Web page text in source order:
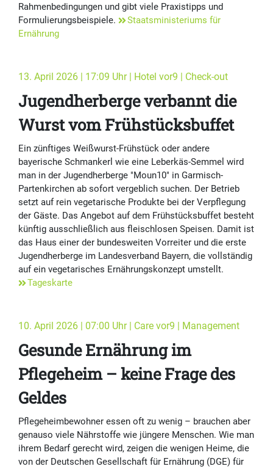
Rahmenbedingungen und gibt viele Praxistipps und
Formulierungsbeispiele.
Staatsministeriums für
Ernährung
13. April 2026 | 17:09 Uhr | Hotel vor9 | Check-out
Jugendherberge verbannt die
Wurst vom Frühstücksbuffet
Ein zünftiges Weißwurst-Frühstück oder andere
bayerische Schmankerl wie eine Leberkäs-Semmel wird
man in der Jugendherberge "Moun10" in Garmisch-
Partenkirchen ab sofort vergeblich suchen. Der Betrieb
setzt auf rein vegetarische Produkte bei der Verpflegung
der Gäste. Das Angebot auf dem Frühstücksbuffet besteht
künftig ausschließlich aus fleischlosen Speisen. Damit ist
das Haus einer der bundesweiten Vorreiter und die erste
Jugendherberge im Landesverband Bayern, die vollständig
auf ein vegetarisches Ernährungskonzept umstellt.
Tageskarte
10. April 2026 | 07:00 Uhr | Care vor9 | Management
Gesunde Ernährung im
Pflegeheim – keine Frage des
Geldes
Pflegeheimbewohner essen oft zu wenig – brauchen aber
genauso viele Nährstoffe wie jüngere Menschen. Wie man
ihrem Bedarf gerecht wird, zeigen die wenigen Heime, die
von der Deutschen Gesellschaft für Ernährung (DGE) für